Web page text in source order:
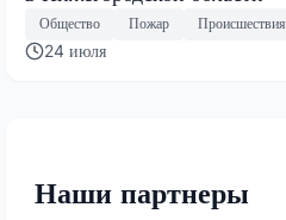
Общество Пожар Происшествия
24 июля
Наши партнеры